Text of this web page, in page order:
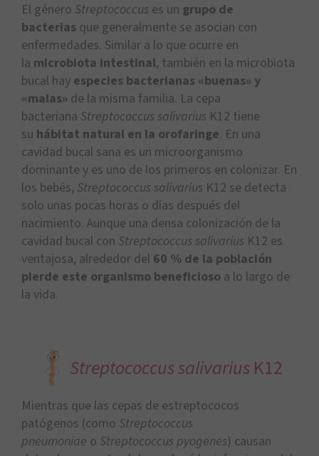
El género Streptococcus es un grupo de
bacterias que generalmente se asocian con
enfermedades. Similar a lo que ocurre en
la microbiota intestinal, también en la microbiota
bucal hay especies bacterianas «buenas» y
«malas» de la misma familia. La cepa
bacteriana Streptococcus salivarius K12 tiene
su hábitat natural en la orofaringe. En una
cavidad bucal sana es un microorganismo
dominante y es uno de los primeros en colonizar. En
los bebés, Streptococcus salivarius K12 se detecta
solo unas pocas horas o días después del
nacimiento. Aunque una densa colonización de la
cavidad bucal con Streptococcus salivarius K12 es
ventajosa, alrededor del 60 % de la población
pierde este organismo beneficioso a lo largo de
la vida.
Streptococcus salivariusK12
Mientras que las cepas de estreptococos
patógenos (como Streptococcus
pneumoniae o Streptococcus pyogenes) causan